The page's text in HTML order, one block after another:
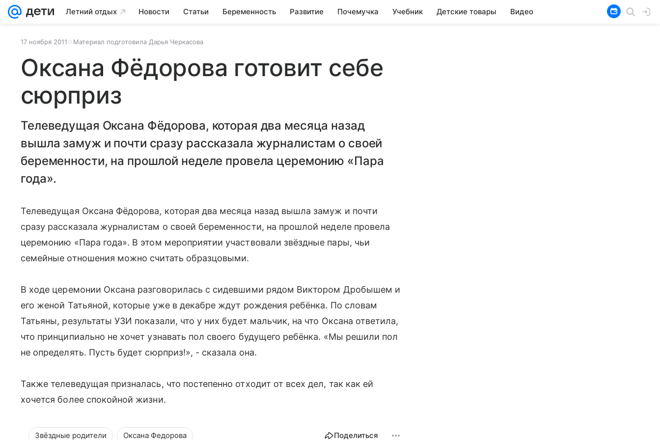
Летний отдых Новости Статьи Беременность Развитие Почемучка Учебник Детские товары Видео
17 ноября 2011 Материал подготовила Дарья Черкасова
Оксана Фёдорова готовит себе
сюрприз
Телеведущая Оксана Фёдорова, которая два месяца назад
вышла замуж и почти сразу рассказала журналистам о своей
беременности, на прошлой неделе провела церемонию «Пара
года».
Телеведущая Оксана Фёдорова, которая два месяца назад вышла замуж и почти
сразу рассказала журналистам о своей беременности, на прошлой неделе провела
церемонию «Пара года». В этом мероприятии участвовали звёздные пары, чьи
семейные отношения можно считать образцовыми.
В ходе церемонии Оксана разговорилась с сидевшими рядом Виктором Дробышем и
его женой Татьяной, которые уже в декабре ждут рождения ребёнка. По словам
Татьяны, результаты УЗИ показали, что у них будет мальчик, на что Оксана ответила,
что принципиально не хочет узнавать пол своего будущего ребёнка. «Мы решили пол
не определять. Пусть будет сюрприз!», - сказала она.
Также телеведущая призналась, что постепенно отходит от всех дел, так как ей
хочется более спокойной жизни.
Звёздные родители Оксана Федорова Поделиться